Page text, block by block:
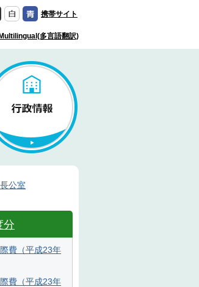
携帯サイト
多言語翻訳)
公室
分
費（平成23年
費（平成23年